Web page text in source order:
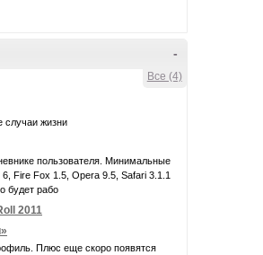
-
Все (4)
случаи жизни
пользователя. Минимальные
Fire Fox 1.5, Opera 9.5, Safari 3.1.1
будет рабо
2011
Плюс еще скоро появятся